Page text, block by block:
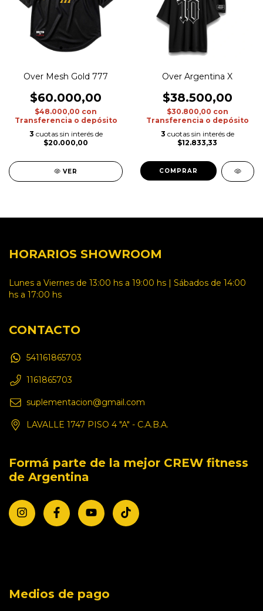
Over Mesh Gold 777
$60.000,00
$48.000,00 con
Transferencia o depósito
3 cuotas sin interés de
$20.000,00
VER
Over Argentina X
$38.500,00
$30.800,00 con
Transferencia o depósito
3 cuotas sin interés de
$12.833,33
COMPRAR
HORARIOS SHOWROOM
Lunes a Viernes de 13:00 hs a 19:00 hs | Sábados de 14:00
hs a 17:00 hs
CONTACTO
541161865703
1161865703
suplementacion@gmail.com
LAVALLE 1747 PISO 4 "A" - C.A.B.A.
Formá parte de la mejor CREW fitness
de Argentina
Medios de pago